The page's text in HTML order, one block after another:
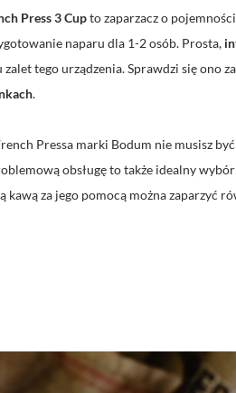
Press 3 Cupto zaparzacz o pojemności
naparu dla 1-2 osób. Prosta,
tego urządzenia. Sprawdzi się ono
.
Pressa marki Bodum nie musisz
obsługę to także idealny
kawą za jego pomocą można zaparzyć